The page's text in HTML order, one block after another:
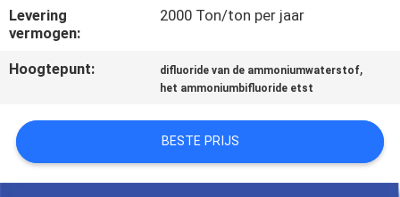
NIEUWS
VRAAG
EEN
Levering
vermogen:
2000 Ton/ton per jaar
Hoogtepunt: difluoride van de ammoniumwaterstof,
het ammoniumbifluoride etst
BESTE PRIJS